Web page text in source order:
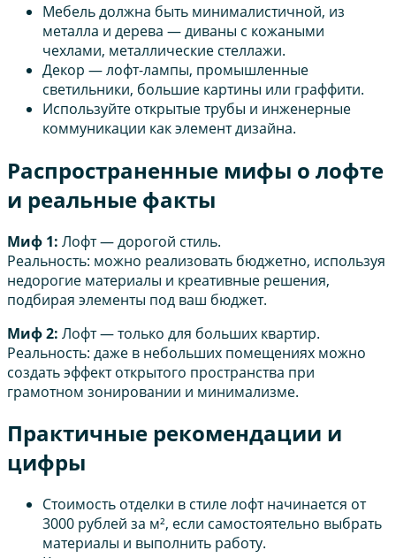
Мебель должна быть минималистичной, из
металла и дерева — диваны с кожаными
чехлами, металлические стеллажи.
Декор — лофт-лампы, промышленные
светильники, большие картины или граффити.
Используйте открытые трубы и инженерные
коммуникации как элемент дизайна.
Распространенные мифы о лофте
и реальные факты
Миф 1: Лофт — дорогой стиль.
Реальность: можно реализовать бюджетно, используя
недорогие материалы и креативные решения,
подбирая элементы под ваш бюджет.
Миф 2: Лофт — только для больших квартир.
Реальность: даже в небольших помещениях можно
создать эффект открытого пространства при
грамотном зонировании и минимализме.
Практичные рекомендации и
цифры
Стоимость отделки в стиле лофт начинается от
3000 рублей за м², если самостоятельно выбрать
материалы и выполнить работу.